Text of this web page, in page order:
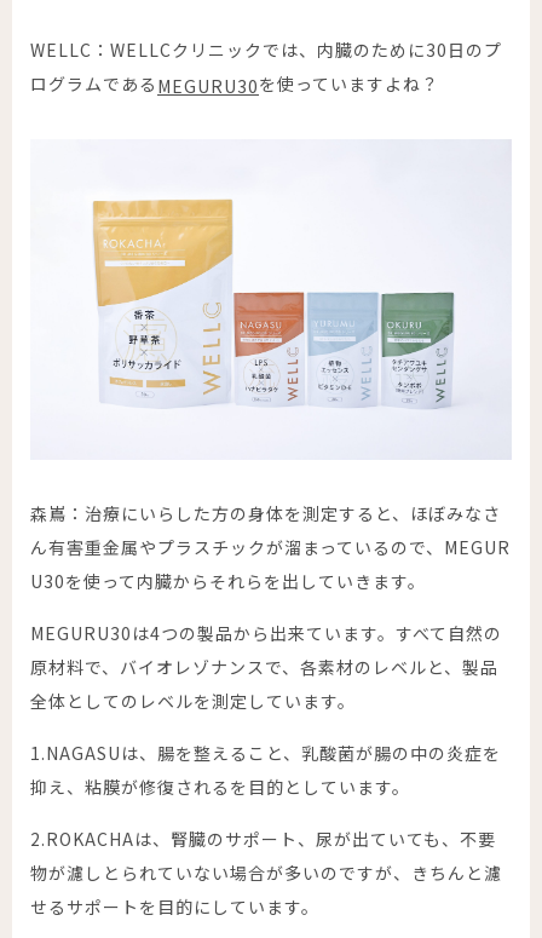
WELLC： WELLCクリニックでは、内臓のために30 日のプ
ログラムである MEGURU30を使っていますよね？
森嶌：治療にいらした方の身体を測定すると、ほぼみなさ
ん有害重金属やプラスチックが溜まっているので、 MEGUR
U30を使って内臓からそれらを出していきます。
MEGURU30 は4つの製品から出来ています。すべて自然の
原材料で、バイオレゾナンスで、各素材のレベルと、製品
全体としてのレベルを測定しています。
1.NAGASUは、 腸を整えること、乳酸菌が腸の中の炎症を
抑え、粘膜が修復されるを目的としています。
2.ROKACHAは、腎臓のサポート、尿が出ていても、不要
物が濾しとられていない場合が多いのですが、きちんと濾
せるサポートを目的にしています。